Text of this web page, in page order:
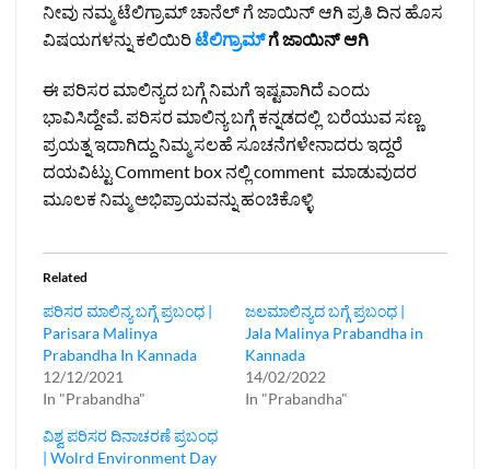
ನೀವು ನಮ್ಮ ಟೆಲಿಗ್ರಾಮ್ ಚಾನೆಲ್ ಗೆ ಜಾಯಿನ್ ಆಗಿ ಪ್ರತಿ ದಿನ ಹೊಸ
ವಿಷಯಗಳನ್ನು ಕಲಿಯಿರಿಟೆಲಿಗ್ರಾಮ್ಗೆ ಜಾಯಿನ್ ಆಗಿ
ಈ ಪರಿಸರ ಮಾಲಿನ್ಯದ ಬಗ್ಗೆ ನಿಮಗೆ ಇಷ್ಟವಾಗಿದೆ ಎಂದು
ಭಾವಿಸಿದ್ದೇವೆ. ಪರಿಸರ ಮಾಲಿನ್ಯ ಬಗ್ಗೆ ಕನ್ನಡದಲ್ಲಿ ಬರೆಯುವ ಸಣ್ಣ
ಪ್ರಯತ್ನ ಇದಾಗಿದ್ದು ನಿಮ್ಮ ಸಲಹೆ ಸೂಚನೆಗಳೇನಾದರು ಇದ್ದರೆ
ದಯವಿಟ್ಟು Comment box ನಲ್ಲಿ comment ಮಾಡುವುದರ
ಮೂಲಕ ನಿಮ್ಮ ಅಭಿಪ್ರಾಯವನ್ನು ಹಂಚಿಕೊಳ್ಳಿ
Related
ಪರಿಸರ ಮಾಲಿನ್ಯ ಬಗ್ಗೆ ಪ್ರಬಂಧ |
Parisara Malinya
Prabandha In Kannada
12/12/2021
In "Prabandha"
ಜಲಮಾಲಿನ್ಯದ ಬಗ್ಗೆ ಪ್ರಬಂಧ |
Jala Malinya Prabandha in
Kannada
14/02/2022
In "Prabandha"
ವಿಶ್ವ ಪರಿಸರ ದಿನಾಚರಣೆ ಪ್ರಬಂಧ
| Wolrd Environment Day